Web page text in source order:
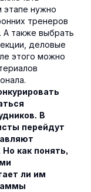
этапе нужно
тренеров
А также выбрать
деловые
этого можно
В
перейдут
как понять,
ли им